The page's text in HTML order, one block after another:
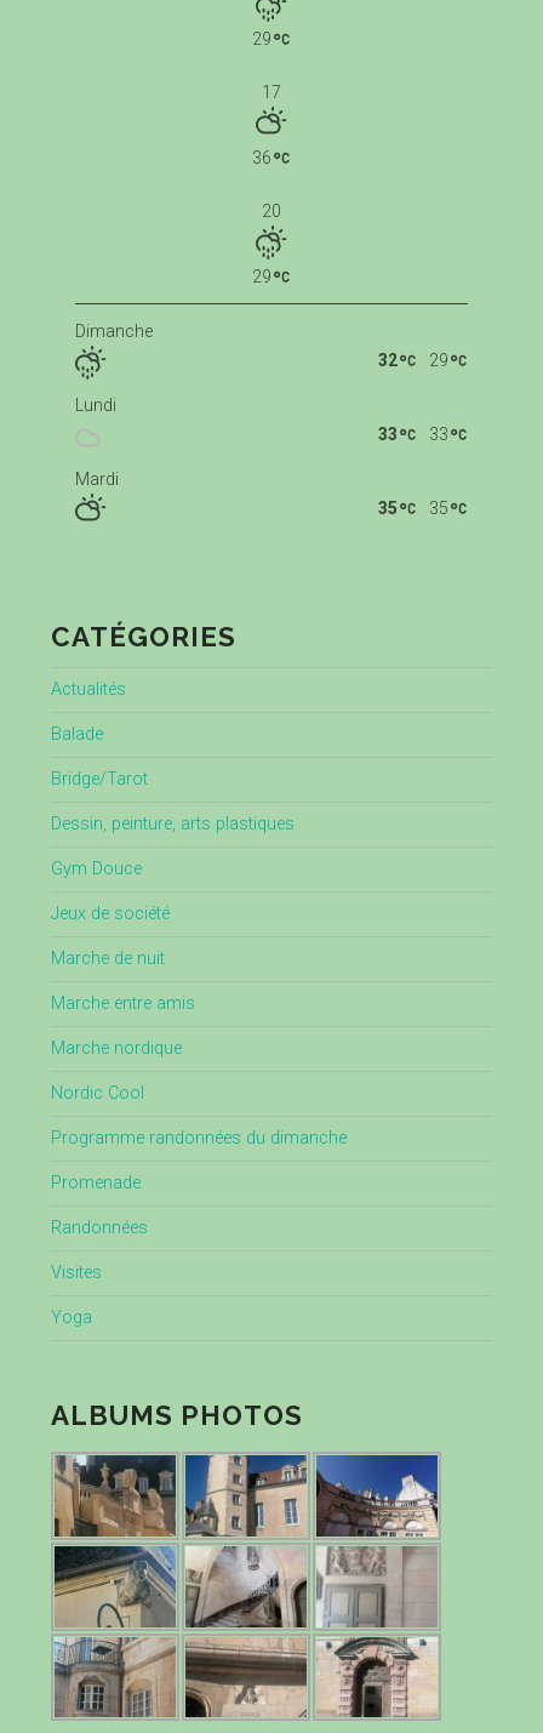
29
17
36
20
29
Dimanche
29
32
Lundi
33
33
Mardi
35
35
CATÉGORIES
Actualités
Balade
Bridge/Tarot
Dessin, peinture, arts plastiques
Gym Douce
Jeux de société
Marche de nuit
Marche entre amis
Marche nordique
Nordic Cool
Programme randonnées du dimanche
Promenade
Randonnées
Visites
Yoga
ALBUMS PHOTOS